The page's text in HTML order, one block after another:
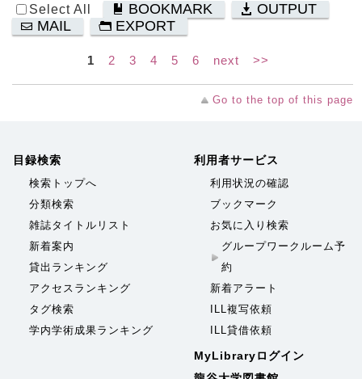
Select All BOOKMARK
OUTPUT
MAIL
EXPORT
1 2 3 4 5 6 next >>
Go to the top of this page
目録検索
検索トップへ
分類検索
雑誌タイトルリスト
新着案内
貸出ランキング
アクセスランキング
タグ検索
学内学術成果ランキング
利用者サービス
利用状況の確認
ブックマーク
お気に入り検索
グループワークルーム予
約
新着アラート
ILL複写依頼
ILL貸借依頼
MyLibraryログイン